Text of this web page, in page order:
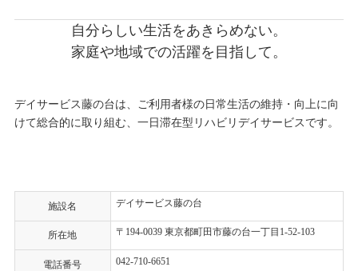
自分らしい生活をあきらめない。
家庭や地域での活躍を目指して。
デイサービス藤の台は、ご利用者様の日常生活の維持・向上に向
けて総合的に取り組む、一日滞在型リハビリデイサービスです。
施設名 デイサービス藤の台
所在地 〒194-0039 東京都町田市藤の台一丁目1-52-103
電話番号 042-710-6651